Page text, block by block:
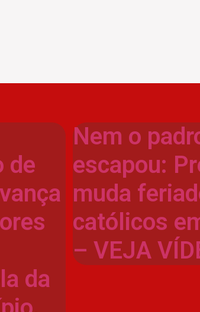
de
da
Nem o
escapou:
muda
católicos
– VEJA